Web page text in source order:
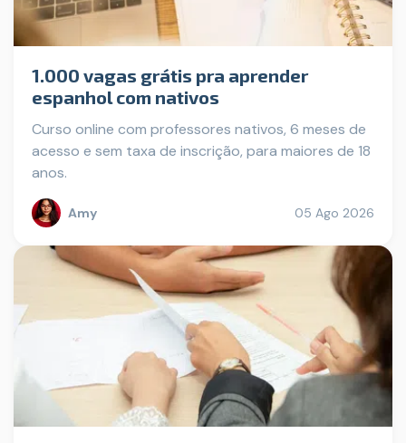
1.000 vagas grátis pra aprender
espanhol com nativos
Curso online com professores nativos, 6 meses de
acesso e sem taxa de inscrição, para maiores de 18
anos.
Amy 05 Ago 2026